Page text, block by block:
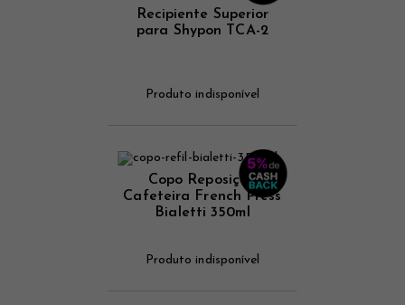
Recipiente Superior
para Shypon TCA-2
Produto indisponível
Copo Reposição
Cafeteira French Press
Bialetti 350ml
Produto indisponível